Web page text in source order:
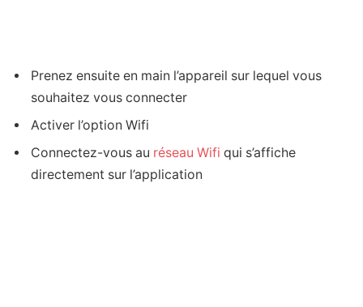
Prenez ensuite en main l’appareil sur lequel vous
souhaitez vous connecter
Activer l’option Wifi
Connectez-vous au réseau Wifi qui s’affiche
directement sur l’application